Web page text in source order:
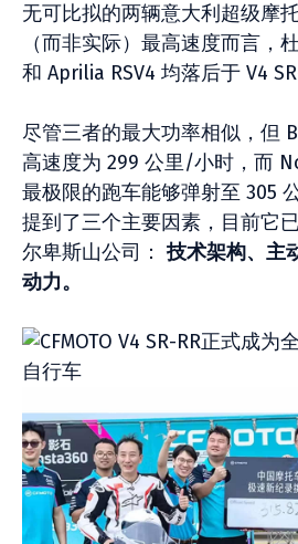
无可比拟的两辆意大利超级摩
（而非实际）最高速度而言，
和 Aprilia RSV4 均落后于 V4 SR-
尽管三者的最大功率相似，但
高速度为 299 公里/小时，而
最极限的跑车能够弹射至 305
提到了三个主要因素，目前它
尔卑斯山公司：技术架构、主
动力。